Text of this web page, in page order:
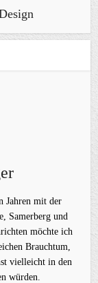
Jahren mit der
Samerberg und
möchte ich
Brauchtum,
vielleicht in den
würden.